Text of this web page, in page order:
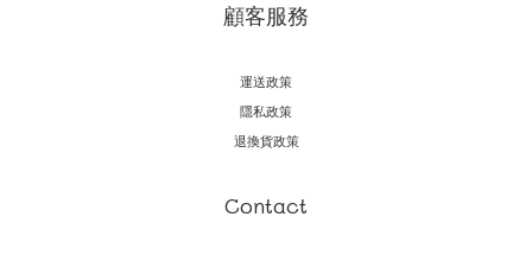
顧客服務
運送政策
隱私政策
退換貨政策
Contact